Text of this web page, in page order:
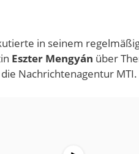
in seinem
Eszter Mengyán über
Nachrichtenagentur MTI.